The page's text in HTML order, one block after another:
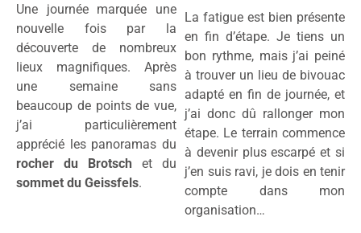
Une journée marquée une
nouvelle fois par la
découverte de nombreux
lieux magnifiques. Après
une semaine sans
beaucoup de points de vue,
j’ai particulièrement
apprécié les panoramas du
rocher du Brotsch et du
sommet du Geissfels.
La fatigue est bien présente
en fin d’étape. Je tiens un
bon rythme, mais j’ai peiné
à trouver un lieu de bivouac
adapté en fin de journée, et
j’ai donc dû rallonger mon
étape. Le terrain commence
à devenir plus escarpé et si
j’en suis ravi, je dois en tenir
compte dans mon
organisation…